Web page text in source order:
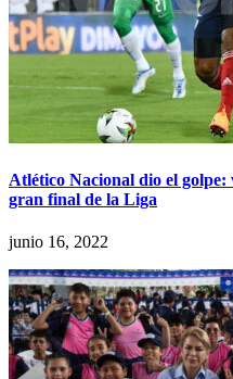
Atlético Nacional dio el golpe:
gran final de la Liga
junio 16, 2022